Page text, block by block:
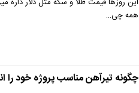
همه چی…
چگونه تیرآهن مناسب پروژه خود را